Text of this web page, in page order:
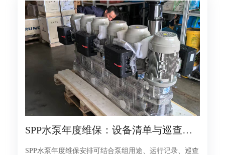
SPP水泵年度维保：设备清单与巡查记
SPP水泵年度维保安排可结合泵组用途、运行记录、巡查